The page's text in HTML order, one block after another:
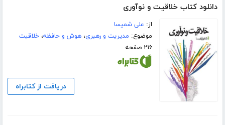
دانلود کتاب خلاقیت و نوآوری
از: علی شمیسا
موضوع: مدیریت و رهبری،هوش و حافظه،خلاقیت
۲۱۶ صفحه
دریافت از کتابراه